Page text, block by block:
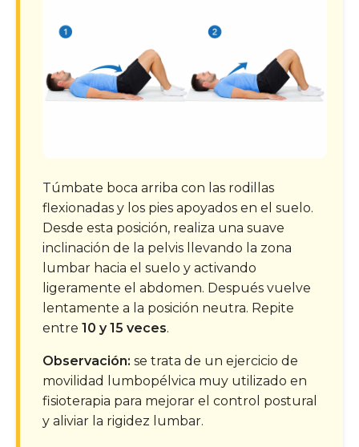
Túmbate boca arriba con las rodillas
flexionadas y los pies apoyados en el suelo.
Desde esta posición, realiza una suave
inclinación de la pelvis llevando la zona
lumbar hacia el suelo y activando
ligeramente el abdomen. Después vuelve
lentamente a la posición neutra. Repite
entre 10 y 15 veces.
Observación: se trata de un ejercicio de
movilidad lumbopélvica muy utilizado en
fisioterapia para mejorar el control postural
y aliviar la rigidez lumbar.